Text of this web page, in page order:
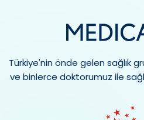
Türkiye'nin önde gelen sağlık
ve binlerce doktorumuz ile